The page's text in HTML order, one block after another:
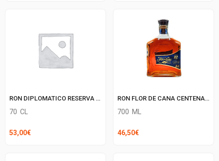
RON DIPLOMATICO RESERVA ESCLUSIVA
70 CL
53,00€
RON FLOR DE CANA CENTENARIO 12 CENT
700 ML
46,50€